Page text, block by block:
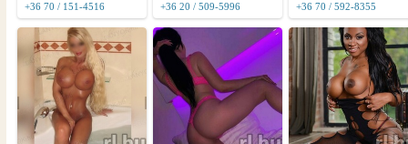
+36 70 / 151-4516 +36 20 / 509-5996 +36 70 / 592-8355